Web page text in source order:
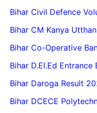
Bihar Civil Defence
Bihar CM Kanya
Bihar Co-Operative
Bihar D.El.Ed Entrance
Bihar Daroga Result
Bihar DCECE